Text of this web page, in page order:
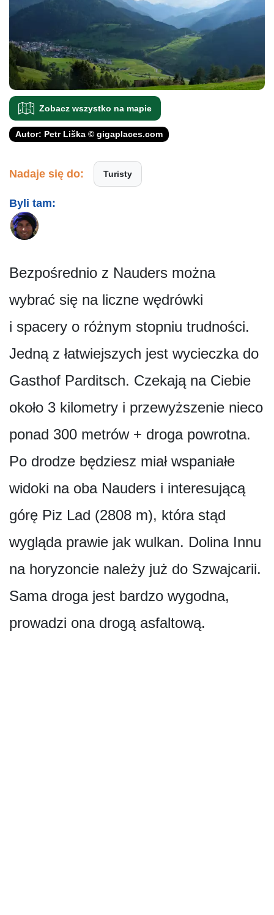
Zobacz wszystko na mapie
Autor: Petr Liška © gigaplaces.com
Nadaje się do: Turisty
Byli tam:
Bezpośrednio z Nauders można
wybrać się na liczne wędrówki
i spacery o różnym stopniu trudności.
Jedną z łatwiejszych jest wycieczka do
Gasthof Parditsch. Czekają na Ciebie
około 3 kilometry i przewyższenie nieco
ponad 300 metrów + droga powrotna.
Po drodze będziesz miał wspaniałe
widoki na oba Nauders i interesującą
górę Piz Lad (2808 m), która stąd
wygląda prawie jak wulkan. Dolina Innu
na horyzoncie należy już do Szwajcarii.
Sama droga jest bardzo wygodna,
prowadzi ona drogą asfaltową.